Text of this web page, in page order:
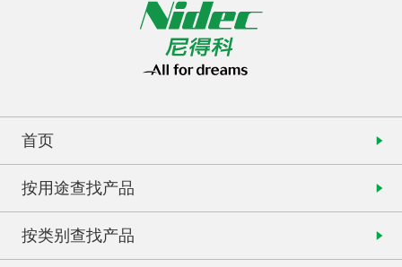
首页
按用途查找产品
按类别查找产品